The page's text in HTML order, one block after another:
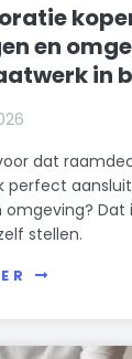
en
in
dat
perfect
omgeving? Dat
stellen.